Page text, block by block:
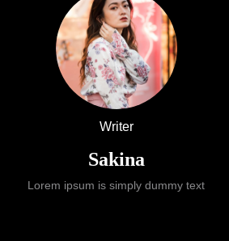
Writer
Sakina
Lorem ipsum is simply dummy text
INFRASTRUKTUR IT & TEKNOLOGI
Indonesia Resmi Bangun AI
Factory Terbesar se-Asia
Tenggara, Target Kapasitas 1